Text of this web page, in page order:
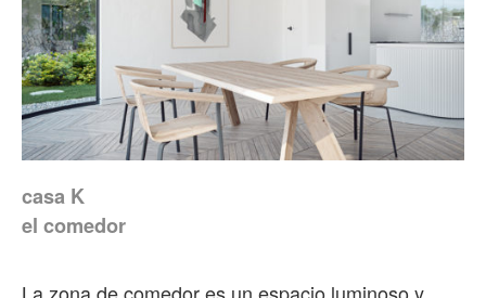
casa K
el comedor